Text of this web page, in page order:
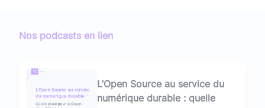
Nos podcasts en lien
L’Open Source au service du
numérique durable : quelle